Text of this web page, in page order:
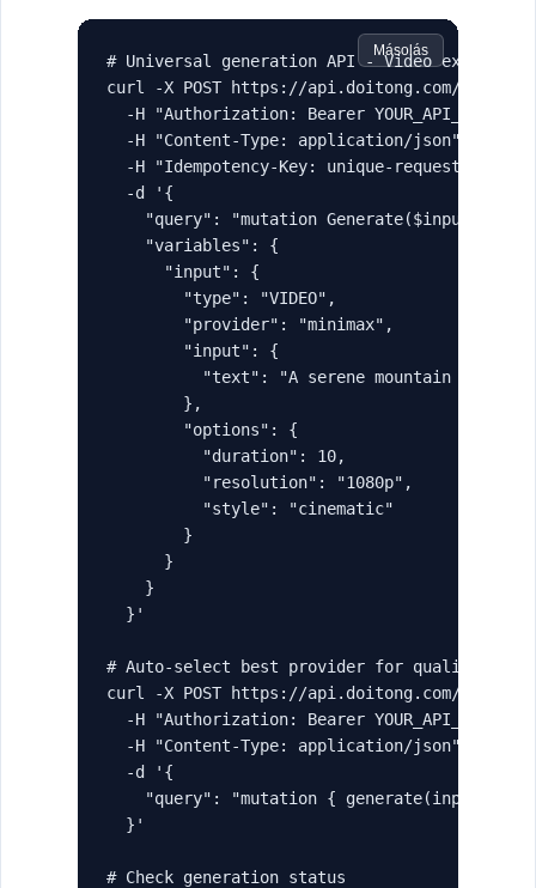
Másolás
# Universal generation API - Video example
curl -X POST https://api.doitong.com/
  -H "Authorization: Bearer YOUR_API_KEY" \
  -H "Content-Type: application/json" \
-H "Idempotency-Key: unique-request-id-
  -d '{
"query": "mutation Generate($input:
    "variables": {
      "input": {
        "type": "VIDEO",
        "provider": "minimax",
        "input": {
"text": "A serene mountain
        },
        "options": {
          "duration": 10,
          "resolution": "1080p",
          "style": "cinematic"
        }
      }
    }
  }'
# Auto-select best provider for quality
curl -X POST https://api.doitong.com/
  -H "Authorization: Bearer YOUR_API_KEY" \
  -H "Content-Type: application/json" \
  -d '{
"query": "mutation { generate(input: {
  }'
# Check generation status